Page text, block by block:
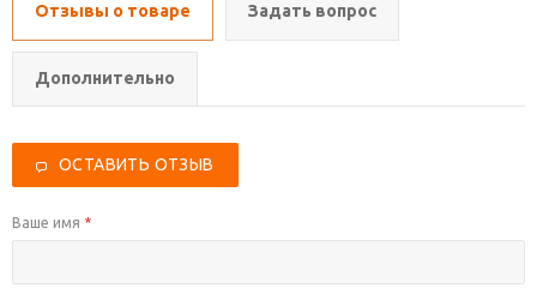
Отзывы о товаре Задать вопрос
Дополнительно
ОСТАВИТЬ ОТЗЫВ
Ваше имя *